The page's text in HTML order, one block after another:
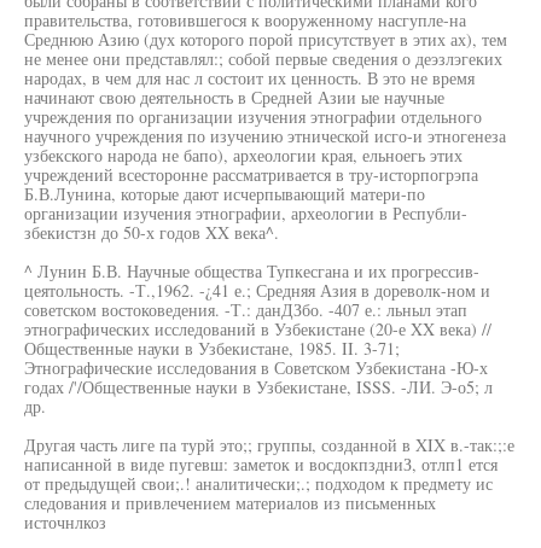
правительства, готовившегося к вооруженному насгупле-на
Среднюю Азию (дух которого порой присутствует в этих ах), тем
не менее они представлял:; собой первые сведения о деэзлэгеких
народах, в чем для нас л состоит их ценность. В это не время
начинают свою деятельность в Средней Азии ые научные
учреждения по организации изучения этнографии отдельного
научного учреждения по изучению этнической исго-и этногенеза
узбекского народа не бапо), археологии края, ельноегь этих
учреждений всесторонне рассматривается в тру-исторпогрэпа
Б.В.Лунина, которые дают исчерпывающий матери-по
организации изучения этнографии, археологии в Республи-
збекистзн до 50-х годов XX века^.
^ Лунин Б.В. Научные общества Тупкесгана и их прогрессив-
цеятольность. -Т.,1962. -¿41 е.; Средняя Азия в дореволк-ном и
советском востоковедения. -Т.: данДЗбо. -407 е.: льныл этап
этнографических исследований в Узбекистане (20-е XX века) //
Общественные науки в Узбекистане, 1985. II. 3-71;
Этнографические исследования в Советском Узбекистана -Ю-х
годах /'/Общественные науки в Узбекистане, ISSS. -ЛИ. Э-о5; л
др.
Другая часть лиге па турй это;; группы, созданной в XIX в.-так:;:е
написанной в виде пугевш: заметок и восдокпздниЗ, отлп1 ется
от предыдущей свои;.! аналитически;.; подходом к предмету ис
следования и привлечением материалов из письменных
источнлкоз